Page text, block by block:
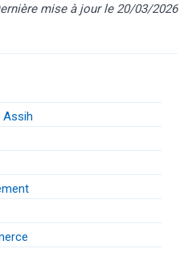
mise à jour le 20/03/2026
Assih